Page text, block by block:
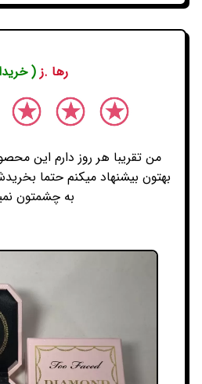
رها .ز(
من تقریبا هر روز دارم این
بهتون بیشنهاد میکنم حتما
به چشمتون